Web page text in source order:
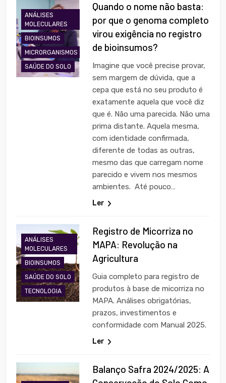
ANÁLISES
MOLECULARES
BIOINSUMOS
MICRORGANISMOS
SAÚDE DO SOLO
Quando o nome não basta:
por que o genoma completo
virou exigência no registro
de bioinsumos?
Imagine que você precise provar,
sem margem de dúvida, que a
cepa que está no seu produto é
exatamente aquela que você diz
que é. Não uma parecida. Não uma
prima distante. Aquela mesma,
com identidade confirmada,
diferente de todas as outras,
mesmo das que carregam nome
parecido e vivem nos mesmos
ambientes. Até pouco…
Ler
ANÁLISES
MOLECULARES
BIOINSUMOS
SAÚDE DO SOLO
TECNOLOGIA
Registro de Micorriza no
MAPA: Revolução na
Agricultura
Guia completo para registro de
produtos à base de micorriza no
MAPA. Análises obrigatórias,
prazos, investimentos e
conformidade com Manual 2025.
Ler
Balanço Safra 2024/2025: A